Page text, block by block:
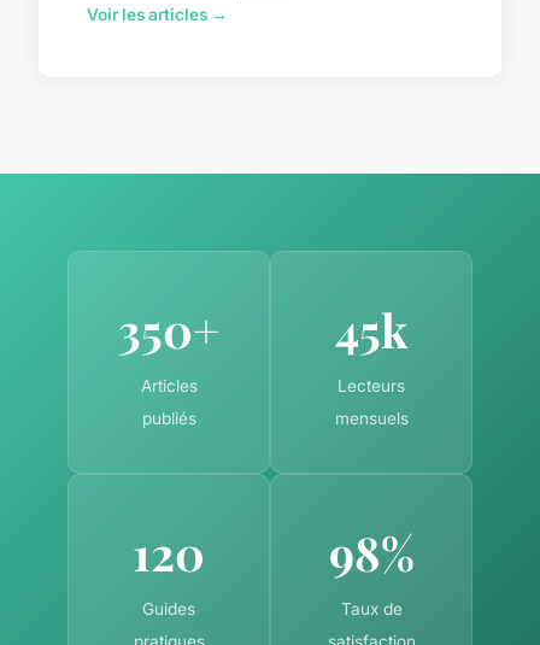
Voir les articles →
350+
Articles
publiés
45k
Lecteurs
mensuels
120
Guides
98%
Taux de